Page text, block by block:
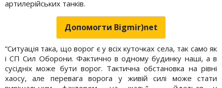
артилерійських танків.
Допомогти Bigmir)net
“Ситуація така, що ворог є у всіх куточках села, так само як
і СП Сил Оборони. Фактично в одному будинку наші, а в
сусідніх може бути ворог. Тактична обстановка на рівні
хаосу, але перевага ворога у живій силі може стати